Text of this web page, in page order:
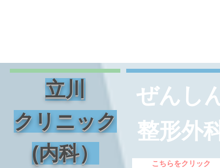
立川
クリニック
(内科）
ぜんし
整形外
こちらをクリック